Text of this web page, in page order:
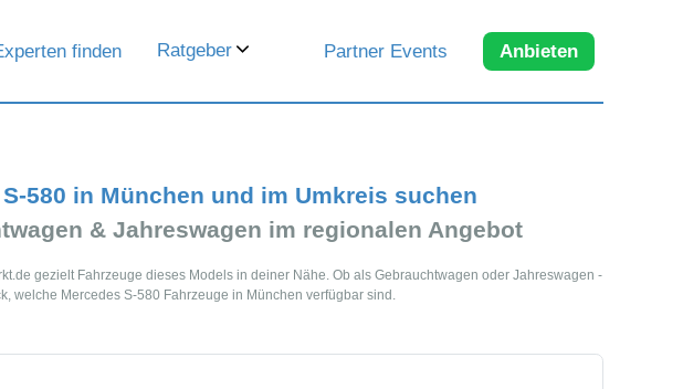
finden Ratgeber Partner Events Anbieten
580 in München und im Umkreis suchen
& Jahreswagen im regionalen Angebot
gezielt Fahrzeuge dieses Models in deiner Nähe. Ob als Gebrauchtwagen oder Jahreswagen -
welche Mercedes S-580 Fahrzeuge in München verfügbar sind.